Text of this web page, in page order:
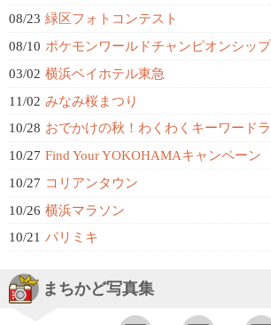
08/23 緑区フォトコンテスト
08/10 ポケモンワールドチャンピオンシップス2023横浜
03/02 横浜ベイホテル東急
11/02 みなみ桜まつり
10/28 おでかけの秋！わくわくキーワード
10/27 Find Your YOKOHAMAキャンペーン
10/27 コリアンタウン
10/26 横浜マラソン
10/21 パリミキ
まちかど写真集